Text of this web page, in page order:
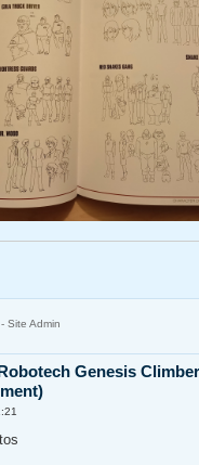
Site Admin
Genesis